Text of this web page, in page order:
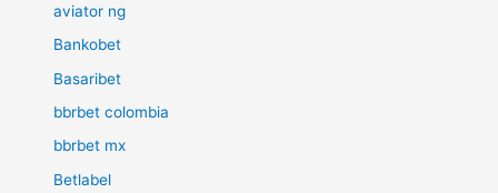
aviator ng
Bankobet
Basaribet
bbrbet colombia
bbrbet mx
Betlabel